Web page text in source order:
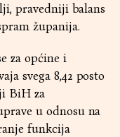
pravedniji balans
županija.
za općine i
svega 8,42 posto
BiH za
u odnosu na
funkcija